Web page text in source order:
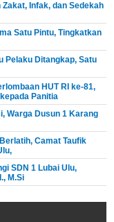
Infak, dan Sedekah
Satu Pintu, Tingkatkan
Pelaku Ditangkap, Satu
HUT RI ke-81,
Panitia
Warga Dusun 1 Karang
Camat Taufik
SDN 1 Lubai Ulu,
M.Si